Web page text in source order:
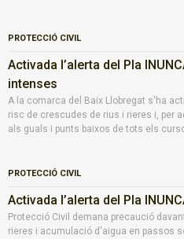
PROTECCIÓ CIVIL
Activada l’alerta del Pla
intenses
A la comarca del Baix Llobregat s'ha
risc de crescudes de rius i rieres i, per
als guals i punts baixos de tots els
PROTECCIÓ CIVIL
Activada l’alerta del Pla
Protecció Civil demana precaució
rieres i acumulació d'aigua en passos